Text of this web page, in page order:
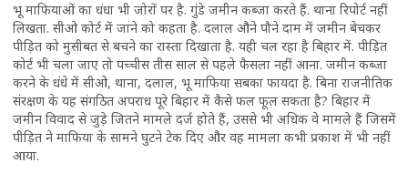
भू माफियाओं का धंधा भी जोरों पर है. गुंडे जमीन कब्जा करते हैं. थाना रिपोर्ट नहीं
लिखता. सीओ कोर्ट में जाने को कहता है. दलाल औने पौने दाम में जमीन बेचकर
पीड़ित को मुसीबत से बचने का रास्ता दिखाता है. यही चल रहा है बिहार में. पीड़ित
कोर्ट भी चला जाए तो पच्चीस तीस साल से पहले फैसला नहीं आना. जमीन कब्जा
करने के धंधे में सीओ, थाना, दलाल, भू माफिया सबका फायदा है. बिना राजनीतिक
संरक्षण के यह संगठित अपराध पूरे बिहार में कैसे फल फूल सकता है? बिहार में
जमीन विवाद से जुड़े जितने मामले दर्ज होते हैं, उससे भी अधिक वे मामले हैं जिसमें
पीड़ित ने माफिया के सामने घुटने टेक दिए और वह मामला कभी प्रकाश में भी नहीं
आया.